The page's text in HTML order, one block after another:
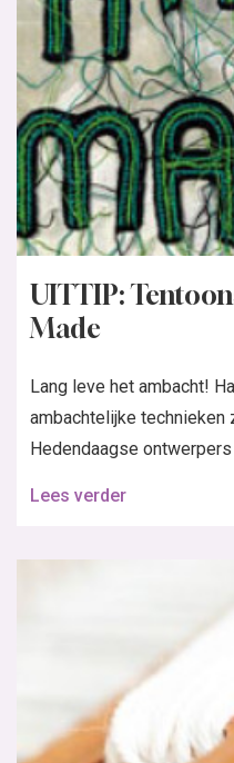
UITTIP:
Made
Lang leve het ambacht!
ambachtelijke technieken
Hedendaagse
Lees verder